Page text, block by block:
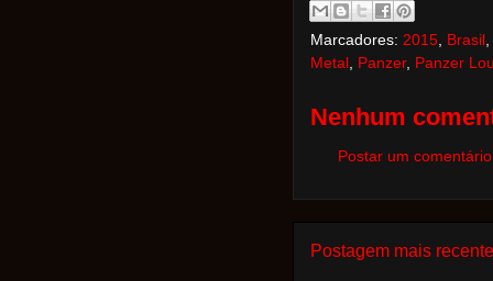
Marcadores: 2015 Brasil
Metal Panzer, Panzer
Nenhum
Postar um comentário
Postagem mais recente